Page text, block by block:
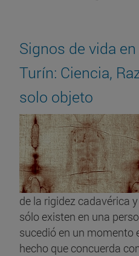
Signos de vida
Turín: Ciencia,
solo objeto
de la rigidez cadavérica
sólo existen en una
sucedió en un momento
hecho que concuerda